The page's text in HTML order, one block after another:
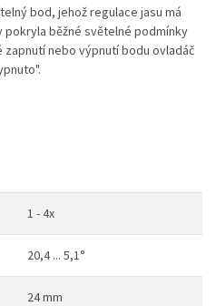
bod, jehož regulace jasu má
běžné světelné podmínky
nebo výpnutí bodu ovladáč
1 - 4x
20,4 ... 5,1°
24 mm